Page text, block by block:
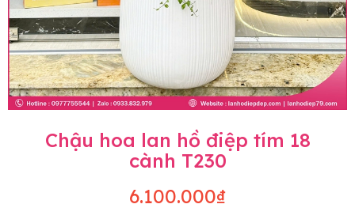
Chậu hoa lan hồ điệp tím 18
cành T230
6.100.000₫